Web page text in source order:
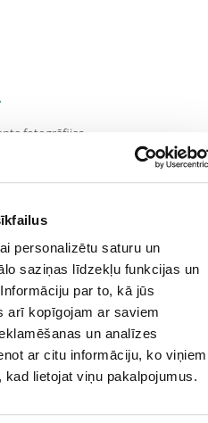
personalizētu saturu un
saziņas līdzekļu funkcijas un
par to, kā jūs
arī kopīgojam ar saviem
un analīzes
ar citu informāciju, ko viņiem
lietojat viņu pakalpojumus.
fotogrāfijas